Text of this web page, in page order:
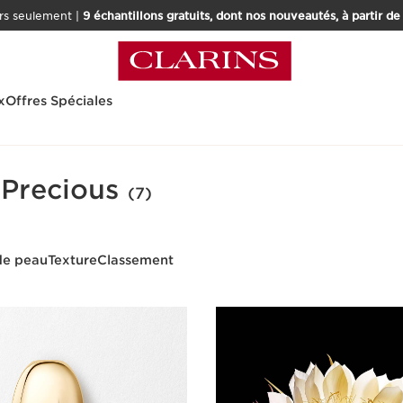
seulement | 9 échantillons gratuits, dont nos nouveautés, à partir de
Offres Spéciales
(7)
peauTextureClassement